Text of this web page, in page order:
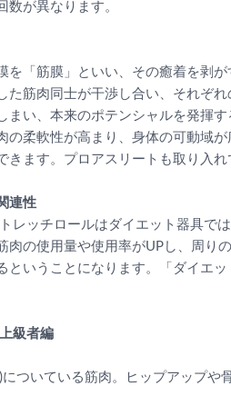
数が異なります。
を「筋膜」といい、その癒着を剥
た筋肉同士が干渉し合い、それぞ
まい、本来のポテンシャルを発揮
の柔軟性が高まり、身体の可動域
きます。プロアスリートも取り入れ
連性
トレッチロールはダイエット器具で
肉の使用量や使用率がUPし、周り
ということになります。「ダイエ
級者編
ついている筋肉。ヒップアップや